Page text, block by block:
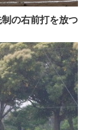
の右前打を放つ